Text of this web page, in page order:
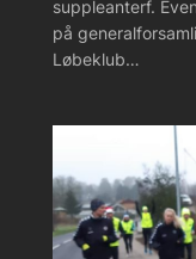
suppleanterf.
på
Løbeklub…